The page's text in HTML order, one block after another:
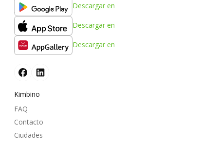
Descargar en
Descargar en
Descargar en
Kimbino
FAQ
Contacto
Ciudades